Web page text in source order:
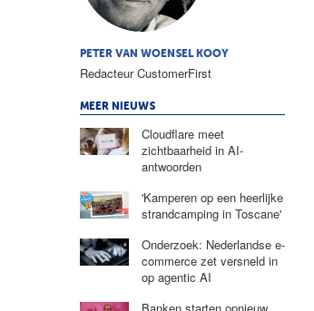
PETER VAN WOENSEL KOOY
Redacteur CustomerFirst
MEER NIEUWS
Cloudflare meet
zichtbaarheid in AI-
antwoorden
'Kamperen op een heerlijke
strandcamping in Toscane'
Onderzoek: Nederlandse e-
commerce zet versneld in
op agentic AI